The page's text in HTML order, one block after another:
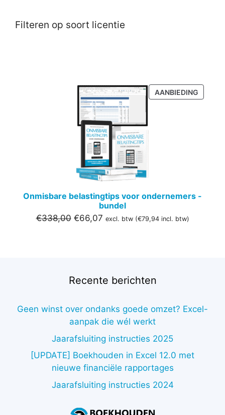
Filteren op soort licentie
AANBIEDING
IN
Onmisbare belastingtips voor ondernemers -
bundel
€338,00 Oorspronkelijke
€66,07Huidige
excl. btw (€79,94incl. btw)
Recente berichten
Geen winst over ondanks goede omzet? Excel-
aanpak die wél werkt
Jaarafsluiting instructies 2025
[UPDATE] Boekhouden in Excel 12.0 met
nieuwe financiële rapportages
Jaarafsluiting instructies 2024